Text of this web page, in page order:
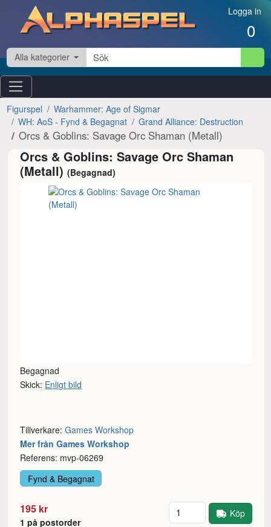
Hoppa till innehåll Logga in
0
Alla kategorier
Figurspel
Warhammer: Age of Sigmar
WH: AoS - Fynd & Begagnat
Grand Alliance: Destruction
Orcs & Goblins: Savage Orc Shaman (Metall)
Orcs & Goblins: Savage Orc Shaman
(Metall)(Begagnad)
Begagnad
Skick: Enligt bild
Tillverkare:Games Workshop
Mer från Games Workshop
Referens: mvp-06269
Fynd & Begagnat
195 kr
1 på postorder
Antal Köp